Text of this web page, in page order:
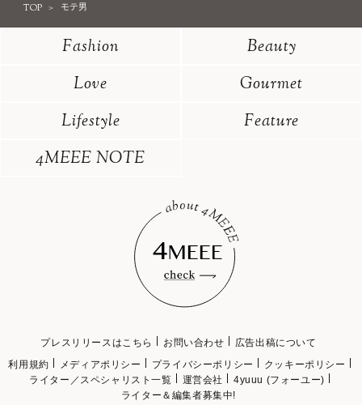
TOP モテ男
Fashion
Beauty
Love
Gourmet
Lifestyle
Feature
4MEEE NOTE
プレスリリースはこちら お問い合わせ
広告出稿について
利用規約
メディアポリシー プライバシーポリシー
クッキーポリシー
ライター／スペシャリスト一覧
運営会社
4yuuu (フォーユー)
ライター＆編集者募集中!